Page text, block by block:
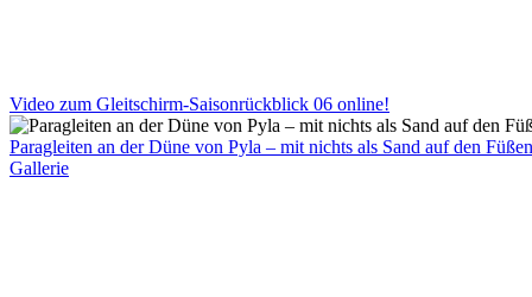
Video zum Gleitschirm-Saisonrückblick 06 online!
Paragleiten an der Düne von Pyla – mit nichts als Sand auf den
Gallerie